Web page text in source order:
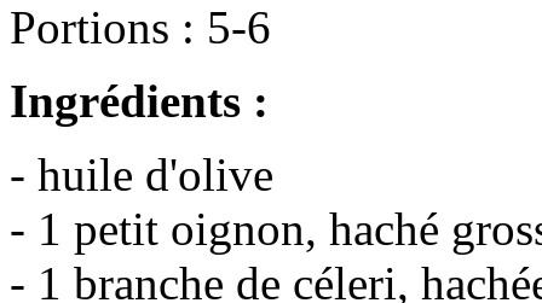
Portions : 5-6
Ingrédients :
- huile d'olive
- 1 petit oignon, haché
- 1 branche de céleri,